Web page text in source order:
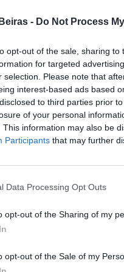
- Do Not Process
opt-out of the sale, sharing
for targeted
selection. Please note that
interest-based ads based
to third parties prior
of your personal
This information may also be
Participants that may further
Data Processing Opt Outs
opt-out of the Sharing of my
opt-out of the Sale of my
Paulo Ferreira,
Energia e
estão de baixa
do sindicato para
três meses por falta
da empresa»,
situação que estavam